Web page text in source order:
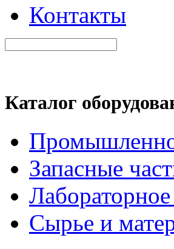
Контакты
Каталог
Запасные
Сырье и